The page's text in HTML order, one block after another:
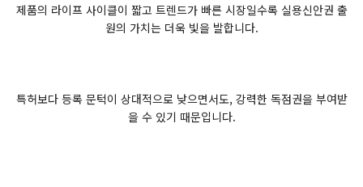
제품의 라이프 사이클이 짧고 트렌드가 빠른 시장일수록 실용신안권 출
원의 가치는 더욱 빛을 발합니다.
특허보다 등록 문턱이 상대적으로 낮으면서도, 강력한 독점권을 부여받
을 수 있기 때문입니다.